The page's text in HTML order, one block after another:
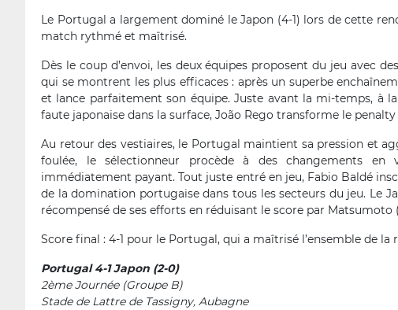
Le Portugal a largement dominé le Japon (4-1) lors de cette
match rythmé et maîtrisé.
Dès le coup d’envoi, les deux équipes proposent du jeu avec
qui se montrent les plus efficaces : après un superbe
et lance parfaitement son équipe. Juste avant la mi-temps, à
faute japonaise dans la surface, João Rego transforme le
Au retour des vestiaires, le Portugal maintient sa pression et
foulée, le sélectionneur procède à des changements
immédiatement payant. Tout juste entré en jeu, Fabio Baldé
de la domination portugaise dans tous les secteurs du jeu. Le
récompensé de ses efforts en réduisant le score par Matsumoto
Score final : 4-1 pour le Portugal, qui a maîtrisé l’ensemble de
Portugal 4-1 Japon (2-0)
2ème Journée (Groupe B)
Stade de Lattre de Tassigny, Aubagne